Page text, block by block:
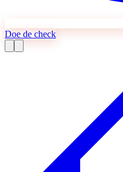
Doe de check